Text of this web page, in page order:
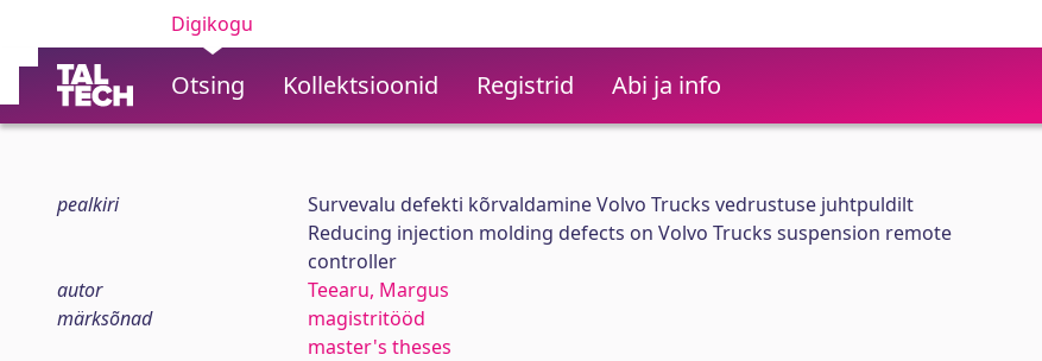
Digikogu
Otsing Kollektsioonid Registrid Abi ja info
pealkiri
Survevalu defekti kõrvaldamine Volvo Trucks vedrustuse juhtpuldilt
Reducing injection molding defects on Volvo Trucks suspension remote
controller
autor
Teearu, Margus
märksõnad
magistritööd
master's theses